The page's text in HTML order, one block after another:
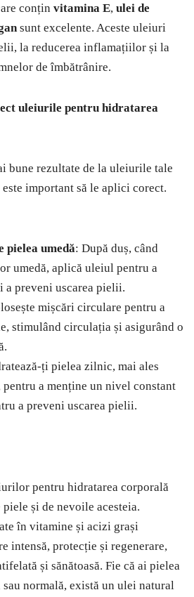
conținvitamina E,ulei de
sunt excelente. Aceste uleiuri
la reducerea inflamațiilor și la
de îmbătrânire.
uleiurile pentru hidratarea
bune rezultate de la uleiurile tale
important să le aplici corect.
pielea umedă: După duș, când
umedă, aplică uleiul pentru a
a preveni uscarea pielii.
mișcări circulare pentru a
stimulând circulația și asigurând o
ți pielea zilnic, mai ales
pentru a menține un nivel constant
a preveni uscarea pielii.
pentru hidratarea corporală
și de nevoile acesteia.
în vitamine și acizi grași
intensă, protecție și regenerare,
și sănătoasă. Fie că ai pielea
sau normală, există un ulei natural